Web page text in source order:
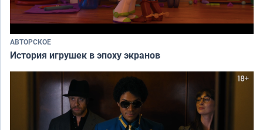
АВТОРСКОЕ
История игрушек в эпоху экранов